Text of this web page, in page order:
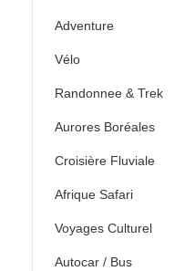
Adventure
Vélo
Randonnee & Trek
Aurores Boréales
Croisière Fluviale
Afrique Safari
Voyages Culturel
Autocar / Bus